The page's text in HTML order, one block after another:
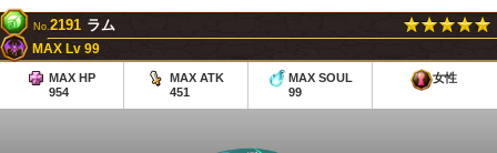
No.2191 ラム
MAX Lv 99
MAX HP
954
MAX ATK
451
MAX SOUL
99
女性